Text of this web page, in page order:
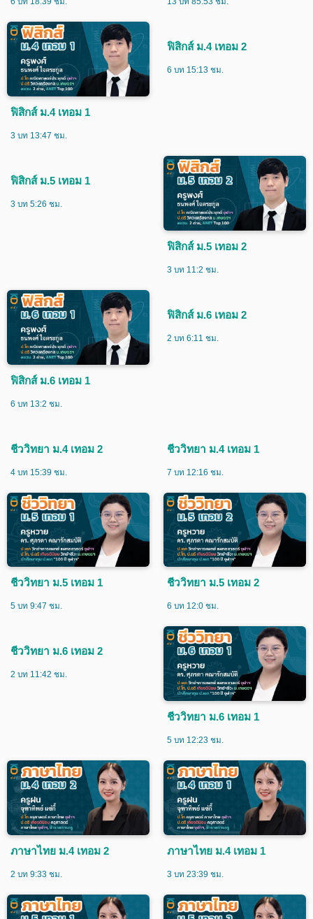
ฟิสิกส์ ม.4 เทอม 1
3 บท 13:47 ชม.
ฟิสิกส์ ม.4 เทอม 2
6 บท 15:13 ชม.
ฟิสิกส์ ม.5 เทอม 1
3 บท 5:26 ชม.
ฟิสิกส์ ม.5 เทอม 2
3 บท 11:2 ชม.
ฟิสิกส์ ม.6 เทอม 1
6 บท 13:2 ชม.
ฟิสิกส์ ม.6 เทอม 2
2 บท 6:11 ชม.
ชีววิทยา ม.4 เทอม 2
4 บท 15:39 ชม.
ชีววิทยา ม.4 เทอม 1
7 บท 12:16 ชม.
ชีววิทยา ม.5 เทอม 1
5 บท 9:47 ชม.
ชีววิทยา ม.5 เทอม 2
6 บท 12:0 ชม.
ชีววิทยา ม.6 เทอม 2
2 บท 11:42 ชม.
ชีววิทยา ม.6 เทอม 1
5 บท 12:23 ชม.
ภาษาไทย ม.4 เทอม 2
2 บท 9:33 ชม.
ภาษาไทย ม.4 เทอม 1
3 บท 23:39 ชม.